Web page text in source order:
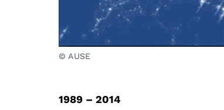
© AUSE
1989 – 2014